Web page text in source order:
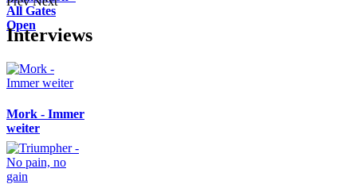
All Gates
Open
Interviews
Mork - Immer
weiter